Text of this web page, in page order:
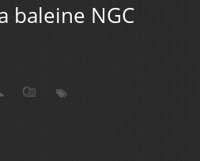
baleine NGC